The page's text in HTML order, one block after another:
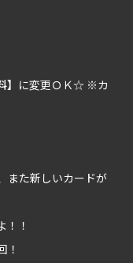
に変更ＯＫ☆ ※カ
また新しいカードが
！
！